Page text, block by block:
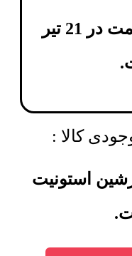
آخرین بروزرسانی قیمت در 21 تیر
کالا :
شیت کد 6082 پرشین استونیت